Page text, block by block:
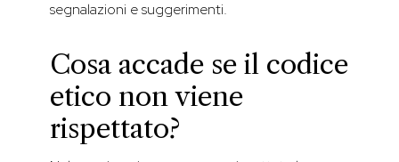
segnalazioni e suggerimenti.
Cosa accade se il codice
etico non viene
rispettato?